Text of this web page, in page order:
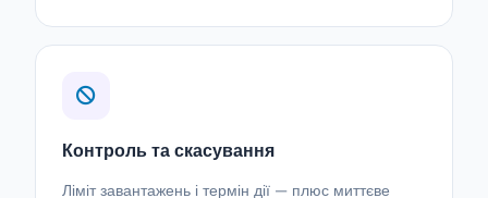
Контроль та скасування
Ліміт завантажень і термін дії — плюс миттєве